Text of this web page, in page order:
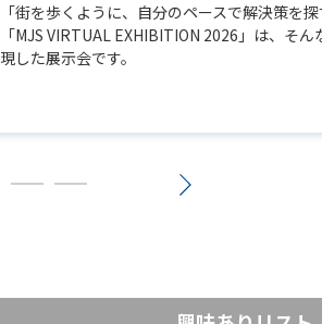
「街を歩くように、自分のペースで解決策を
「MJS VIRTUAL EXHIBITION 2026」は、そ
現した展示会です。